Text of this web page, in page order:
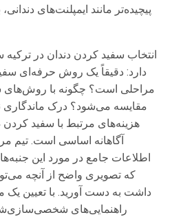
پیچیده‌تر مانند ایمپلنت‌های
انتخاب سفید کردن دندان در ترکیه
دارد: دقیقاً یک روش حرفه‌ای
مراحلی است؟ چگونه با روش‌های
مقایسه می‌شود؟ درک ماندگاری
هزینه‌های مرتبط با سفید
آگاهانه اساسی است. تیم
اطلاعات جامع در مورد این
که تصویری واضح از آنچه
داشت به دست آورید. با تعیین یک
راهنمایی‌های